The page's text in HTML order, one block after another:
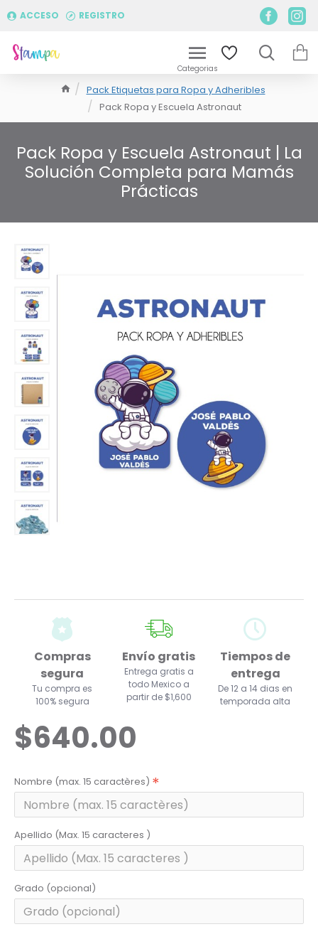
ACCESO REGISTRO
Pack Etiquetas para Ropa y Adheribles
Pack Ropa y Escuela Astronaut
Pack Ropa y Escuela Astronaut | La
Solución Completa para Mamás
Prácticas
Compras
segura
Tu compra es
100% segura
Envío gratis
Entrega gratis a
todo Mexico a
partir de $1,600
Tiempos de
entrega
De 12 a 14 dias en
temporada alta
$640.00
Nombre (max. 15 caractères)
Apellido (Max. 15 caracteres )
Grado (opcional)